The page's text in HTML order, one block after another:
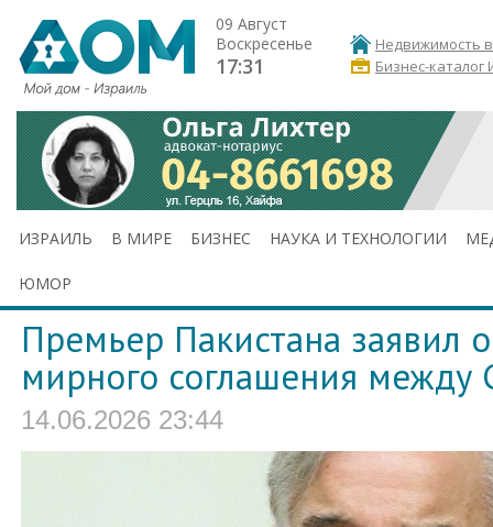
09 Август
Воскресенье
17:31
Недвижимость
Бизнес-каталог
ИЗРАИЛЬ В МИРЕ БИЗНЕС НАУКА И ТЕХНОЛОГИИ
ЮМОР
Премьер Пакистана заявил
мирного соглашения
14.06.2026 23:44